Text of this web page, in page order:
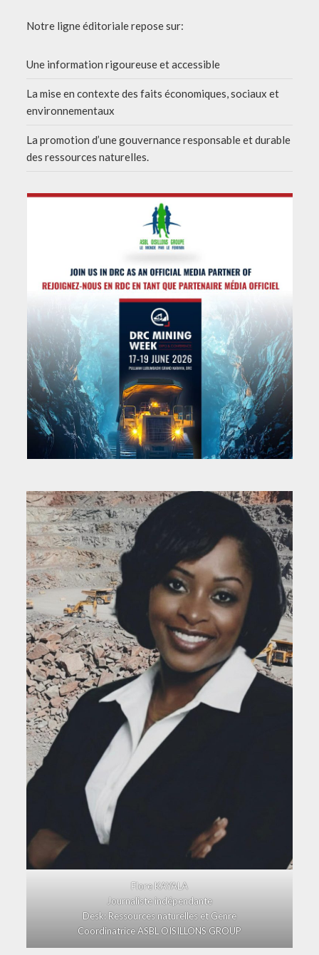
Notre ligne éditoriale repose sur:
Une information rigoureuse et accessible
La mise en contexte des faits économiques, sociaux et
environnementaux
La promotion d’une gouvernance responsable et durable
des ressources naturelles.
Flore KAYALA
Journaliste indépendante
Desk: Ressources naturelles et Genre
Coordinatrice ASBL OISILLONS GROUP